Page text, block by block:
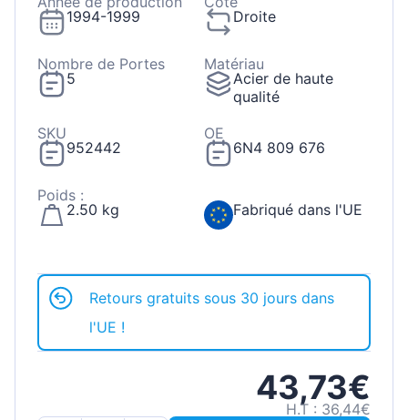
1994-1999
Droite
Nombre de Portes
5
Matériau
Acier de haute
qualité
SKU
952442
OE
6N4 809 676
Poids :
2.50 kg
Fabriqué dans l'UE
Retours gratuits sous 30 jours dans
l'UE !
43,73€
H.T : 36,44€